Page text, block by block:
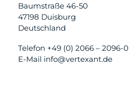
Baumstraße 46-50
47198 Duisburg
Deutschland
Telefon +49 (0) 2066 – 2096-0
E-Mail info@vertexant.de